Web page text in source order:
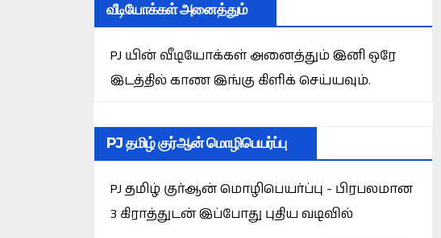
வீடியோக்கள் அனைத்தும்
PJ யின் வீடியோக்கள் அனைத்தும் இனி ஒரே
இடத்தில் காண இங்கு கிளிக் செய்யவும்.
PJ தமிழ் குர்ஆன் மொழிபெயர்ப்பு
PJ தமிழ் குர்ஆன் மொழிபெயர்ப்பு - பிரபலமான
3 கிராத்துடன் இப்போது புதிய வடிவில்